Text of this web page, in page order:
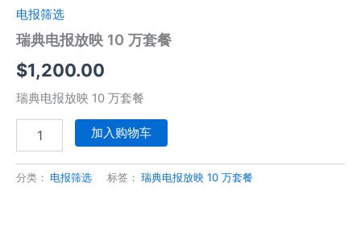
电报筛选
瑞典电报放映 10 万套餐
$1,200.00
瑞典电报放映 10 万套餐
放
映
10
套
数
量
加入购物车
分类： 电报筛选 标签： 瑞典电报放映 10 万套餐